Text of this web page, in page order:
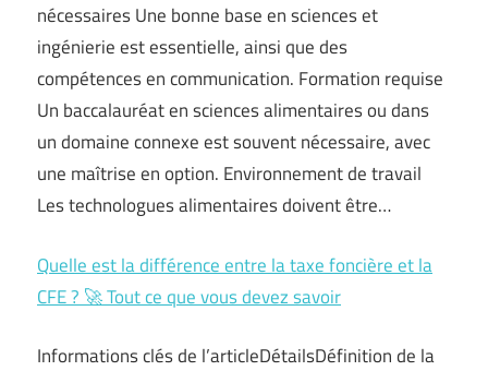
nécessaires Une bonne base en sciences et
ingénierie est essentielle, ainsi que des
compétences en communication. Formation requise
Un baccalauréat en sciences alimentaires ou dans
un domaine connexe est souvent nécessaire, avec
une maîtrise en option. Environnement de travail
Les technologues alimentaires doivent être…
Quelle est la différence entre la taxe foncière et la
CFE ? 🚀 Tout ce que vous devez savoir
Informations clés de l’articleDétailsDéfinition de la